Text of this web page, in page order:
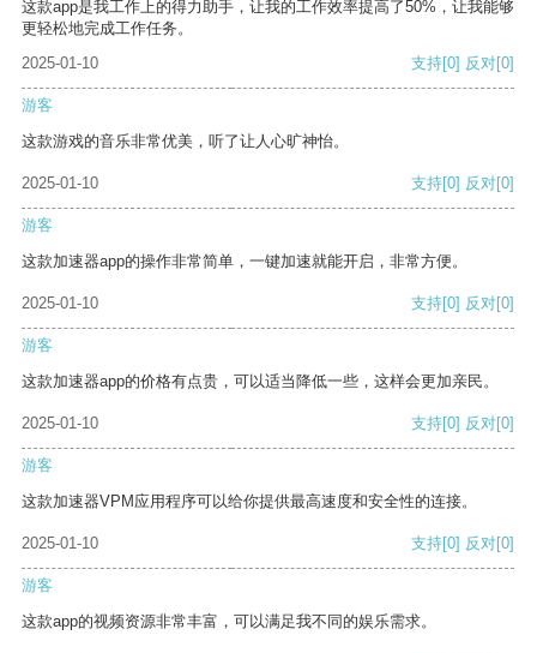
这款app是我工作上的得力助手，让我的工作效率提高了50%，让我能够
更轻松地完成工作任务。
2025-01-10
支持[0] 反对[0]
游客
这款游戏的音乐非常优美，听了让人心旷神怡。
2025-01-10 支持[0] 反对[0]
游客
这款加速器app的操作非常简单，一键加速就能开启，非常方便。
2025-01-10 支持[0] 反对[0]
游客
这款加速器app的价格有点贵，可以适当降低一些，这样会更加亲民。
2025-01-10 支持[0] 反对[0]
游客
这款加速器VPM应用程序可以给你提供最高速度和安全性的连接。
2025-01-10 支持[0] 反对[0]
游客
这款app的视频资源非常丰富，可以满足我不同的娱乐需求。